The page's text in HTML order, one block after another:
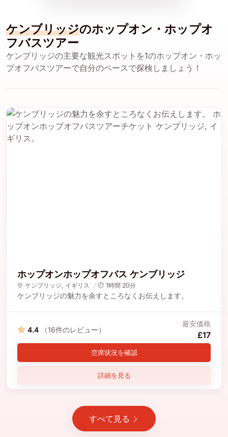
ケンブリッジのホップオン・ホップオ
フバスツアー
ケンブリッジの主要な観光スポットを1のホップオン・ホッ
プオフバスツアーで自分のペースで探検しましょう！
ホップオンホップオフバス ケンブリッジ
ケンブリッジ イギリス 1時間 20分
ケンブリッジの魅力を余すところなくお伝えします。
4.4 （16件のレビュー）
最安価格
£17
空席状況を確認
詳細を見る
すべて見る